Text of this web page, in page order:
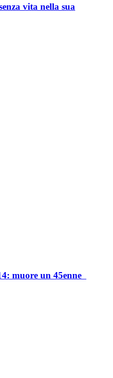
vita nella sua
muore un 45enne